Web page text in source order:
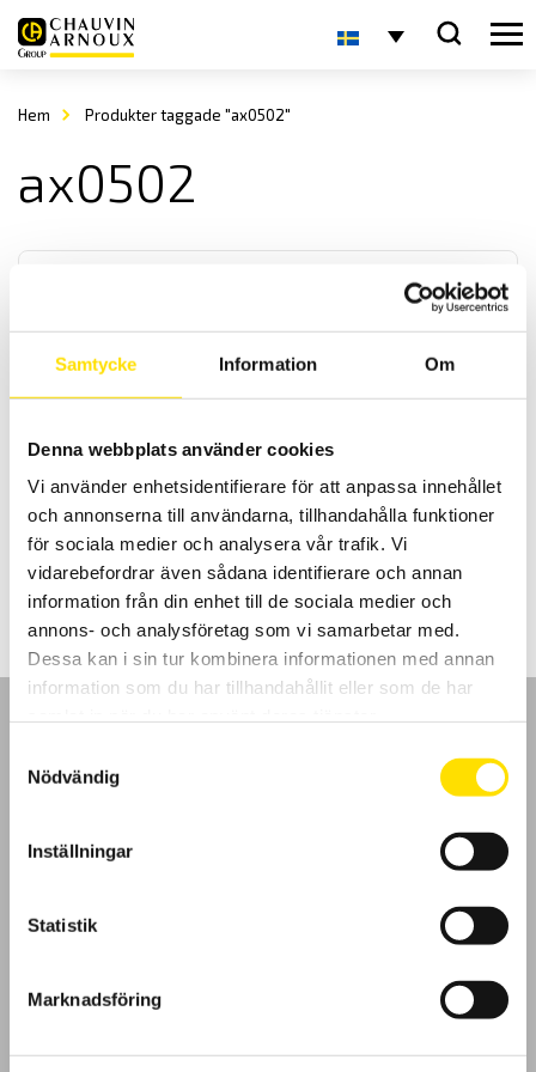
Samtycke Information Om
Denna webbplats använder cookies
Vi använder enhetsidentifierare för att anpassa innehållet
och annonserna till användarna, tillhandahålla funktioner
för sociala medier och analysera vår trafik. Vi
vidarebefordrar även sådana identifierare och annan
information från din enhet till de sociala medier och
annons- och analysföretag som vi samarbetar med.
Dessa kan i sin tur kombinera informationen med annan
information som du har tillhandahållit eller som de har
Nödvändig
Inställningar
Statistik
Marknadsföring
Hem Produkter taggade "ax0502"
ax0502
lättare transformatorer. Med dessa linjära aggregat, som inte är
switchade, fås stabilitet, låg ljudnivå samt snabb uppstart.
5,810.00 kr – 9,340.00krPrisintervall:
5,810.00 kr
9,340.00 kr
LÄS MER
Kundundersökning